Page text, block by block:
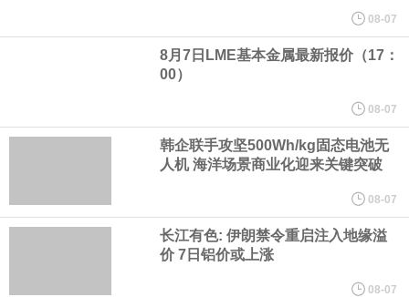
心技术等多项已商业化应用的核心技术并已应用于公司的高性能通
用人形机器人、四足机器人等产品。
美国总统特朗普6日否认他对国防部长赫格塞思不满，称对赫格塞思
所做的工作“非常满意”。特朗普在社交媒体上发帖称，一些媒体有关
他与赫格塞思就弹药短缺问题发生冲突的报道是“完全没有根据的谣
言”，他对赫格塞思所做的工作“非常满意”。
08-07
8月7日LME基本金属最新报价（17：
00）
08-07
韩企联手攻坚500Wh/kg固态电池无
人机 海洋场景商业化迎来关键突破
08-07
长江有色: 伊朗禁令重启注入地缘溢
价 7日铝价或上涨
08-07